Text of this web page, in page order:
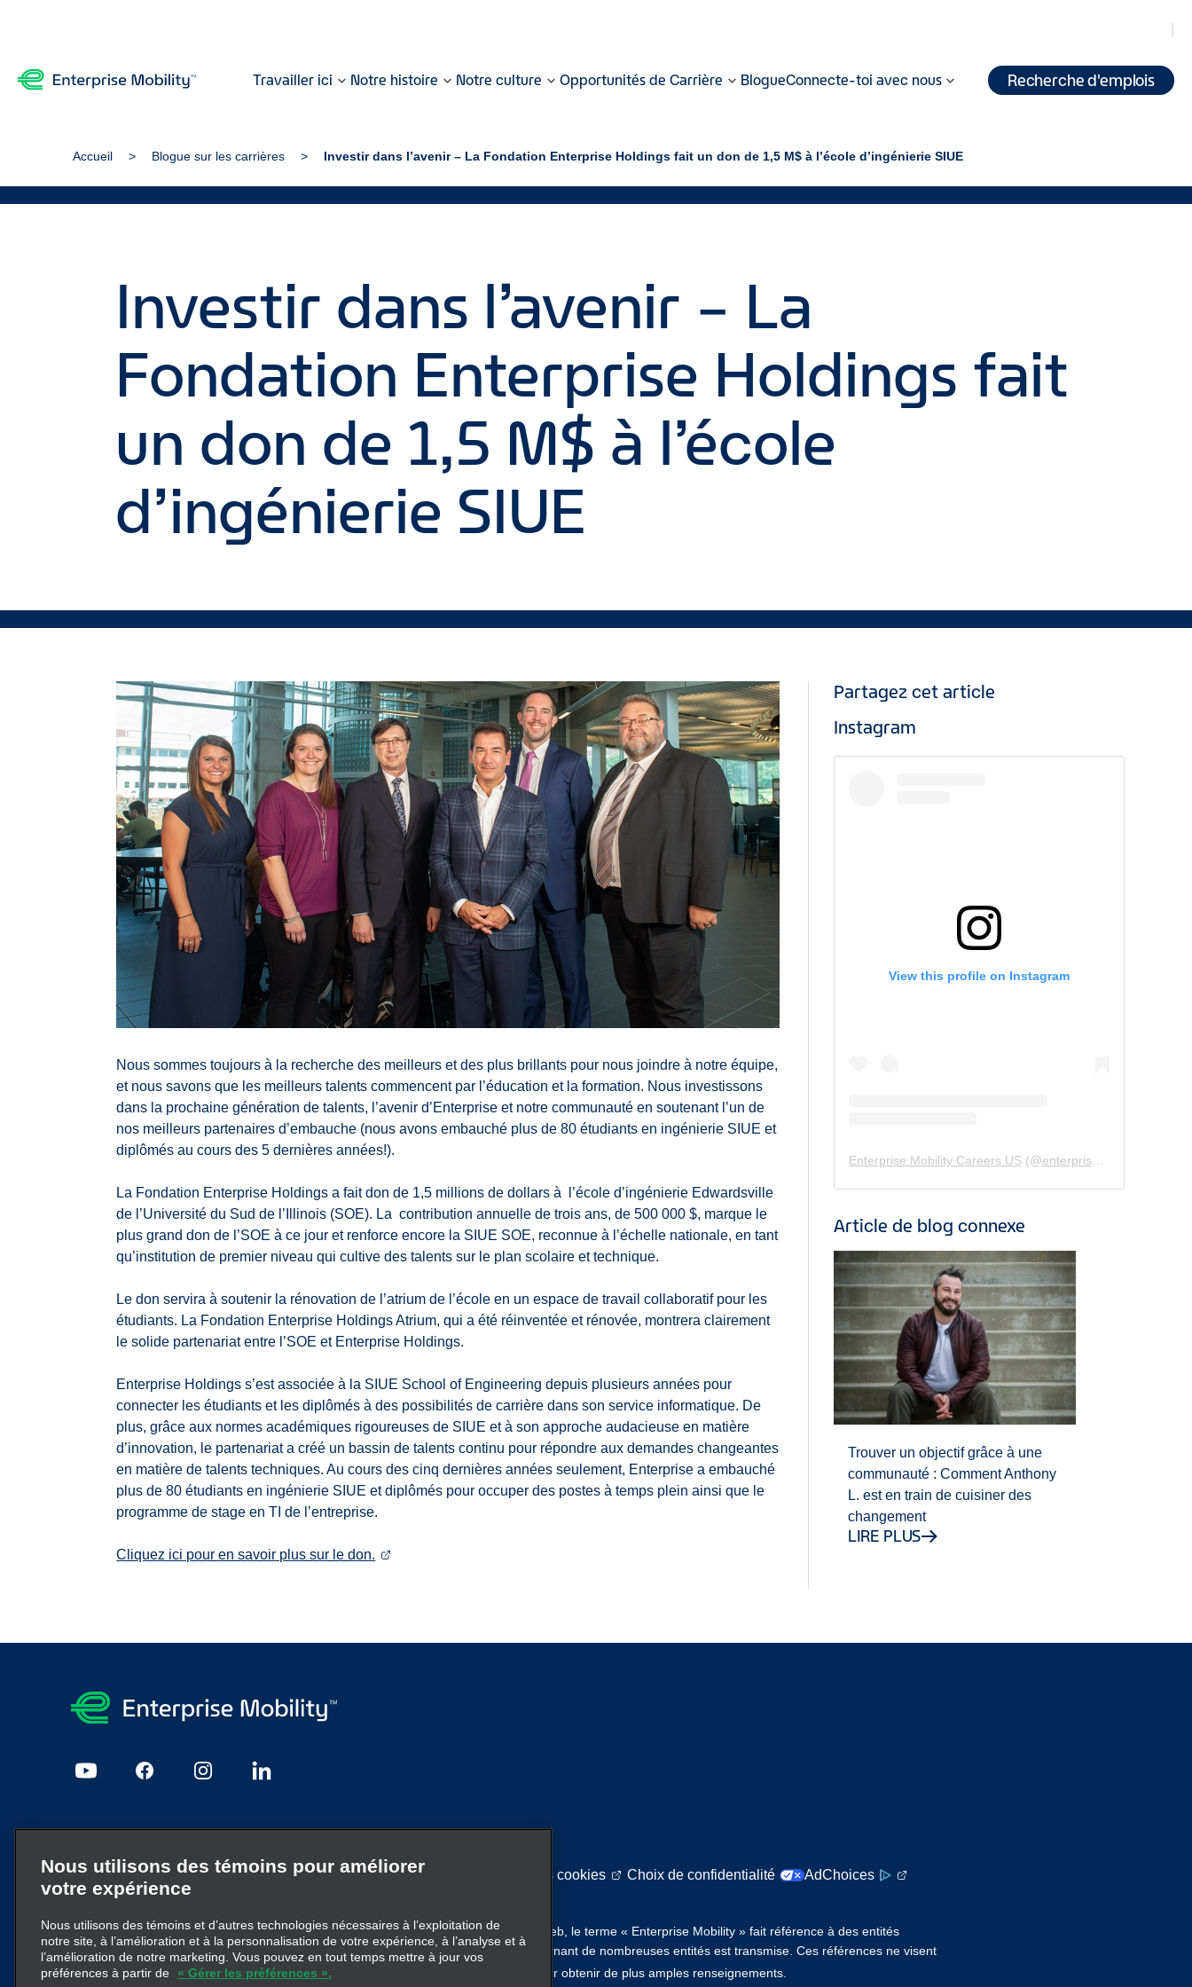
Travailler ici Notre histoire Notre culture Opportunités de Carrière BlogueConnecte-toi avec nous Recherche d'emplois
Accueil Blogue sur les carrières Investir dans l’avenir – La Fondation Enterprise Holdings fait un don de 1,5 M$ à l’école d’ingénierie SIUE
Investir dans l’avenir – La
Fondation Enterprise Holdings fait
un don de 1,5 M$ à l’école
d’ingénierie SIUE
Nous sommes toujours à la recherche des meilleurs et des plus brillants pour nous joindre à notre équipe,
et nous savons que les meilleurs talents commencent par l’éducation et la formation. Nous investissons
dans la prochaine génération de talents, l’avenir d’Enterprise et notre communauté en soutenant l’un de
nos meilleurs partenaires d’embauche (nous avons embauché plus de 80 étudiants en ingénierie SIUE et
diplômés au cours des 5 dernières années!).
La Fondation Enterprise Holdings a fait don de 1,5 millions de dollars à l’école d’ingénierie Edwardsville
de l’Université du Sud de l’Illinois (SOE). La contribution annuelle de trois ans, de 500 000 $, marque le
plus grand don de l’SOE à ce jour et renforce encore la SIUE SOE, reconnue à l’échelle nationale, en tant
qu’institution de premier niveau qui cultive des talents sur le plan scolaire et technique.
Le don servira à soutenir la rénovation de l’atrium de l’école en un espace de travail collaboratif pour les
étudiants. La Fondation Enterprise Holdings Atrium, qui a été réinventée et rénovée, montrera clairement
le solide partenariat entre l’SOE et Enterprise Holdings.
Enterprise Holdings s’est associée à la SIUE School of Engineering depuis plusieurs années pour
connecter les étudiants et les diplômés à des possibilités de carrière dans son service informatique. De
plus, grâce aux normes académiques rigoureuses de SIUE et à son approche audacieuse en matière
d’innovation, le partenariat a créé un bassin de talents continu pour répondre aux demandes changeantes
en matière de talents techniques. Au cours des cinq dernières années seulement, Enterprise a embauché
plus de 80 étudiants en ingénierie SIUE et diplômés pour occuper des postes à temps plein ainsi que le
programme de stage en TI de l’entreprise.
Cliquez ici pour en savoir plus sur le don.
Partagez cet article
Instagram
View this profile on Instagram
Enterprise Mobility Careers US(@enterprisemobility.careers.us
Article de blog connexe
Trouver un objectif grâce à une
communauté : Comment Anthony
L. est en train de cuisiner des
changement
LIRE PLUS
Plan du siteJobsPrivacy@em.com ConfidentialitéPolitique sur l'utilisation des cookies Choix de confidentialité AdChoices
Enterprise Mobility est un important fournisseur de services de mobilité. Sur ce site Web, le terme « Enterprise Mobility » fait référence à des entités
d’entreprise particulières ou à la marque Enterprise Mobility, et de l’information concernant de nombreuses entités est transmise. Ces références ne visent
pas à transmettre ni à remplacer la structure d’entreprise existante. Cliquez
pour obtenir de plus amples renseignements.
Nous utilisons des témoins pour améliorer
votre expérience
Nous utilisons des témoins et d’autres technologies nécessaires à l’exploitation de
notre site, à l’amélioration et à la personnalisation de votre expérience, à l’analyse et à
l’amélioration de notre marketing. Vous pouvez en tout temps mettre à jour vos
préférences à partir de « Gérer les préférences ».